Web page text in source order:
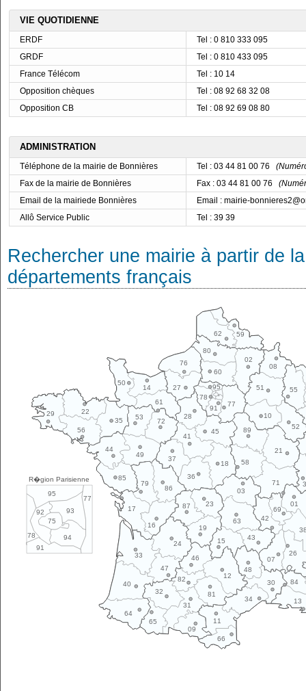
VIE QUOTIDIENNE
ERDF
Tel : 0 810 333 095
GRDF
Tel : 0 810 433 095
France Télécom
Tel : 10 14
Opposition chèques
Tel : 08 92 68 32 08
Opposition CB
Tel : 08 92 69 08 80
ADMINISTRATION
Téléphone de la mairie de Bonnières Tel : 03 44 81 00 76
Fax de la mairie de Bonnières
Fax : 03 44 81 00 76
Email de la mairiede Bonnières
Email : mairie-
Allô Service Public
Tel : 39 39
Rechercher une mairie à partir de
départements français
R�gion Parisienne
77
78
91
95
93
75
94
92
10
11
12
13
14
15
16
17
18
19
21
22
23
24
26
27
28
29
30
31
32
33
34
35
36
37
40
41
42
43
44
45
46
47
48
49
50
51
52
53
55
56
58
59
60
61
62
63
64
65
66
69
01
02
03
07
08
09
71
72
76
77
78
79
80
81
82 84
85
86
87
89
91
95